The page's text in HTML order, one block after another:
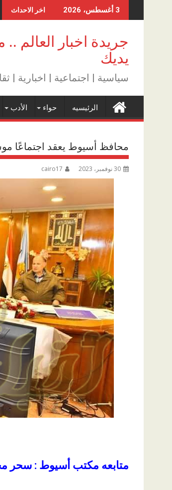
to
3 أغسطس، 2026 اخر الاحداث
جريدة اخبار العالم
يديك
سياسية | اجتماعية | اخبارية |
الرئيسيه حواء الأدب
محافظ أسيوط يعقد اجتماعًا
30 نوفمبر، 2023 cairo17
متابعه مكتب أسيوط : سحر